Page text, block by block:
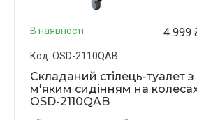
В наявності 4 999
OSD-2110QAB
Складаний стілець-туалет з
м'яким сидінням на
OSD-2110QAB